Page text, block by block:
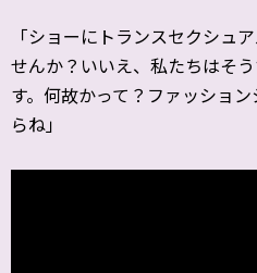
「ショーにトランスセクシュ
せんか？ いいえ、私たちはそ
す。何故かって？ファッショ
らね」